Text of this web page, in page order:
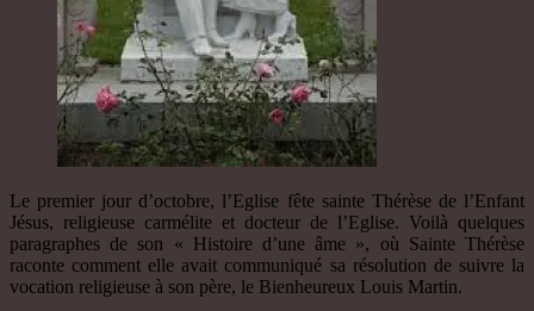
Le premier jour d’octobre, l’Eglise fête sainte Thérèse de l’Enfant
Jésus, religieuse carmélite et docteur de l’Eglise. Voilà quelques
paragraphes de son « Histoire d’une âme », où Sainte Thérèse
raconte comment elle avait communiqué sa résolution de suivre la
vocation religieuse à son père, le Bienheureux Louis Martin.